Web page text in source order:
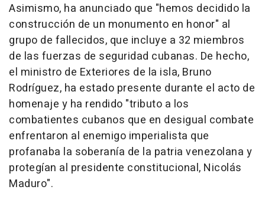
Asimismo, ha anunciado que "hemos decidido la
construcción de un monumento en honor" al
grupo de fallecidos, que incluye a 32 miembros
de las fuerzas de seguridad cubanas. De hecho,
el ministro de Exteriores de la isla, Bruno
Rodríguez, ha estado presente durante el acto de
homenaje y ha rendido "tributo a los
combatientes cubanos que en desigual combate
enfrentaron al enemigo imperialista que
profanaba la soberanía de la patria venezolana y
protegían al presidente constitucional, Nicolás
Maduro".